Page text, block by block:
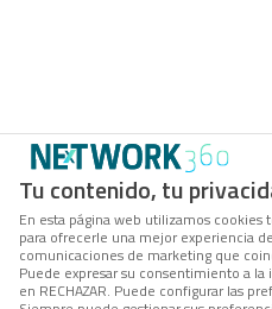
Tu contenido, tu
En esta página web utilizamos
para ofrecerle una mejor experiencia
comunicaciones de marketing que
Puede expresar su consentimiento a
en RECHAZAR. Puede configurar las